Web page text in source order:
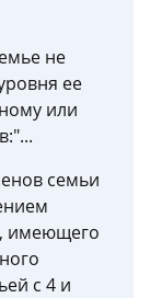
не
ее
или
семьи
имеющего
с 4 и